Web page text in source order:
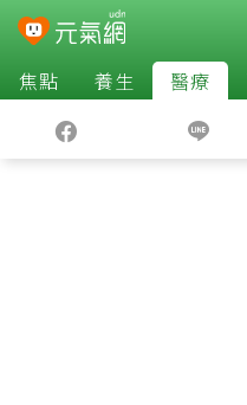
焦點 養生 醫療